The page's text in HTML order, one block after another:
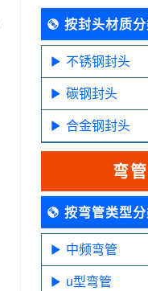
按封头材质
不锈钢封头
碳钢封头
合金钢封头
弯
按弯管类型
中频弯管
u型弯管